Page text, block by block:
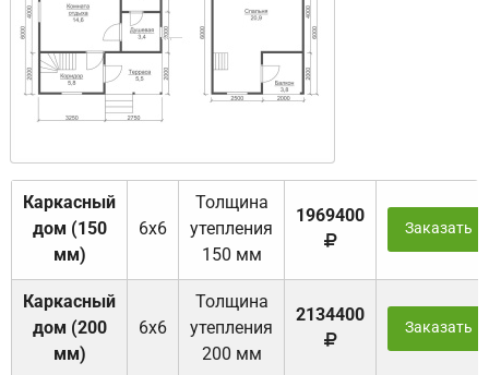
Каркасный
дом (150
мм)
6х6
Толщина
утепления
150 мм
1969400
Заказать
Каркасный
дом (200
мм)
6х6
Толщина
утепления
200 мм
2134400
Заказать